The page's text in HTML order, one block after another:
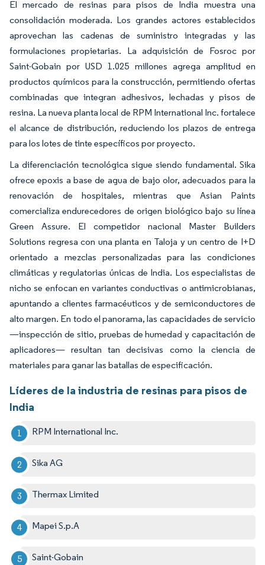
El mercado de resinas para pisos de India muestra una
consolidación moderada. Los grandes actores establecidos
aprovechan las cadenas de suministro integradas y las
formulaciones propietarias. La adquisición de Fosroc por
Saint-Gobain por USD 1.025 millones agrega amplitud en
productos químicos para la construcción, permitiendo ofertas
combinadas que integran adhesivos, lechadas y pisos de
resina. La nueva planta local de RPM International Inc. fortalece
el alcance de distribución, reduciendo los plazos de entrega
para los lotes de tinte específicos por proyecto.
La diferenciación tecnológica sigue siendo fundamental. Sika
ofrece epoxis a base de agua de bajo olor, adecuados para la
renovación de hospitales, mientras que Asian Paints
comercializa endurecedores de origen biológico bajo su línea
Green Assure. El competidor nacional Master Builders
Solutions regresa con una planta en Taloja y un centro de I+D
orientado a mezclas personalizadas para las condiciones
climáticas y regulatorias únicas de India. Los especialistas de
nicho se enfocan en variantes conductivas o antimicrobianas,
apuntando a clientes farmacéuticos y de semiconductores de
alto margen. En todo el panorama, las capacidades de servicio
—inspección de sitio, pruebas de humedad y capacitación de
aplicadores— resultan tan decisivas como la ciencia de
materiales para ganar las batallas de especificación.
Líderes de la industria de resinas para pisos de
India
RPM International Inc.
Sika AG
Thermax Limited
Mapei S.p.A
Saint-Gobain